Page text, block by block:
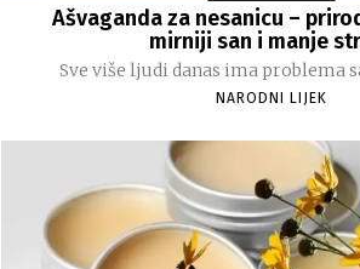
Ašvaganda za nesanicu –
mirniji san i manje
Sve više ljudi danas ima problema
NARODNI LIJEK